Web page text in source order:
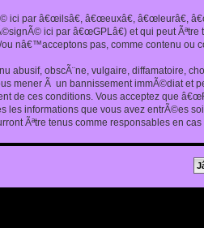
ici par â€œilsâ€, â€œeuxâ€, â€œleurâ€,
ici par â€œGPLâ€) et qui peut
nâ€™acceptons pas, comme contenu ou
abusif, obscÃ¨ne, vulgaire, diffamatoire,
mener Ã un bannissement immÃ©diat
de ces conditions. Vous acceptez que
les informations que vous avez entrÃ©es
Ãªtre tenus comme responsables en